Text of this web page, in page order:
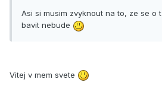
Asi si musim zvyknout na to, ze se o
bavit nebude
Vitej v mem svete